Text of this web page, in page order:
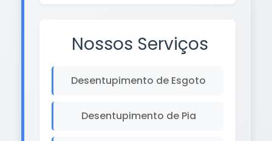
Nossos Serviços
Desentupimento de Esgoto
Desentupimento de Pia